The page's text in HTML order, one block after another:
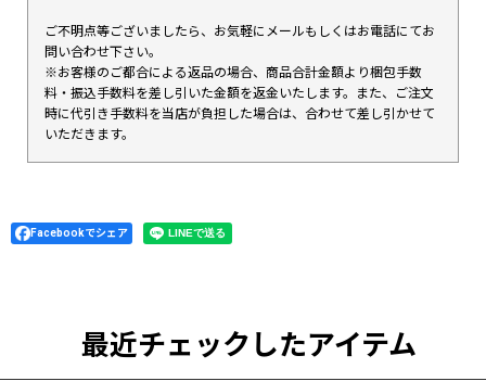
ご不明点等ございましたら、お気軽にメールもしくはお電話にてお
問い合わせ下さい。
※お客様のご都合による返品の場合、商品合計金額より梱包手数
料・振込手数料を差し引いた金額を返金いたします。また、ご注文
時に代引き手数料を当店が負担した場合は、合わせて差し引かせて
いただきます。
Facebookでシェア
最近チェックしたアイテム